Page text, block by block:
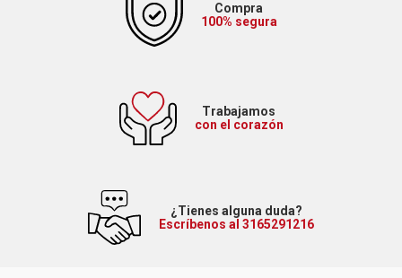
Compra
100% segura
Trabajamos
con el corazón
¿Tienes alguna duda?
Escríbenos al 3165291216